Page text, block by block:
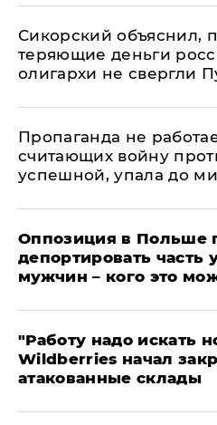
Сикорский объяснил,
теряющие деньги
олигархи не свергли
​Пропаганда не
считающих войну
успешной, упала до
Оппозиция в Польше
депортировать часть
мужчин – кого это
"Работу надо искать
Wildberries начал
атакованные склады